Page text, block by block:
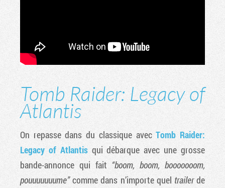
Tomb Raider: Legacy of
Atlantis
On repasse dans du classique avecTomb Raider:
Legacy of Atlantisqui débarque avec une grosse
bande-annonce qui fait “boom, boom, booooooom,
pouuuuuuume”comme dans n’importe quel trailerde